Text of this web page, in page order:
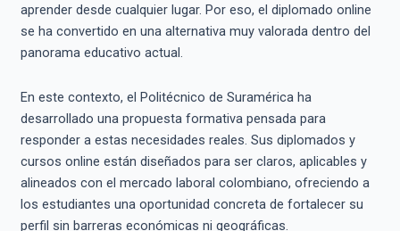
aprender desde cualquier lugar. Por eso, el diplomado online
se ha convertido en una alternativa muy valorada dentro del
panorama educativo actual.
En este contexto, el Politécnico de Suramérica ha
desarrollado una propuesta formativa pensada para
responder a estas necesidades reales. Sus diplomados y
cursos online están diseñados para ser claros, aplicables y
alineados con el mercado laboral colombiano, ofreciendo a
los estudiantes una oportunidad concreta de fortalecer su
perfil sin barreras económicas ni geográficas.